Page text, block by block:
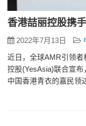
2022年7月13日
近日，全球AMR引领
控股(YesAsia)联合宣
中国香港青衣的嘉民领
规模再创香港电商行业